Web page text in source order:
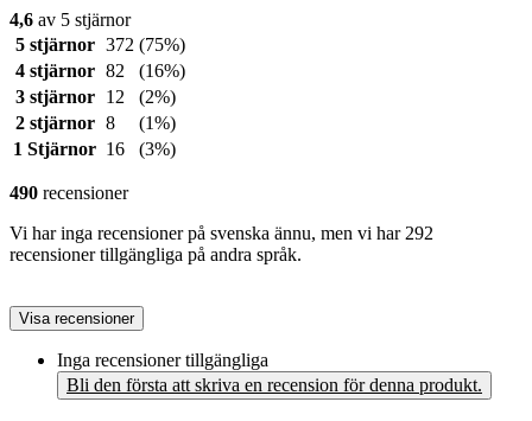
4,6 av 5 stjärnor
5 stjärnor 372 (75%)
4 stjärnor 82
(16%)
3 stjärnor
12
(2%)
2 stjärnor 8
(1%)
1 Stjärnor 16 (3%)
490 recensioner
Vi har inga recensioner på svenska ännu, men vi har 292
recensioner tillgängliga på andra språk.
Visa recensioner
Inga recensioner tillgängliga
Bli den första att skriva en recension för denna produkt.